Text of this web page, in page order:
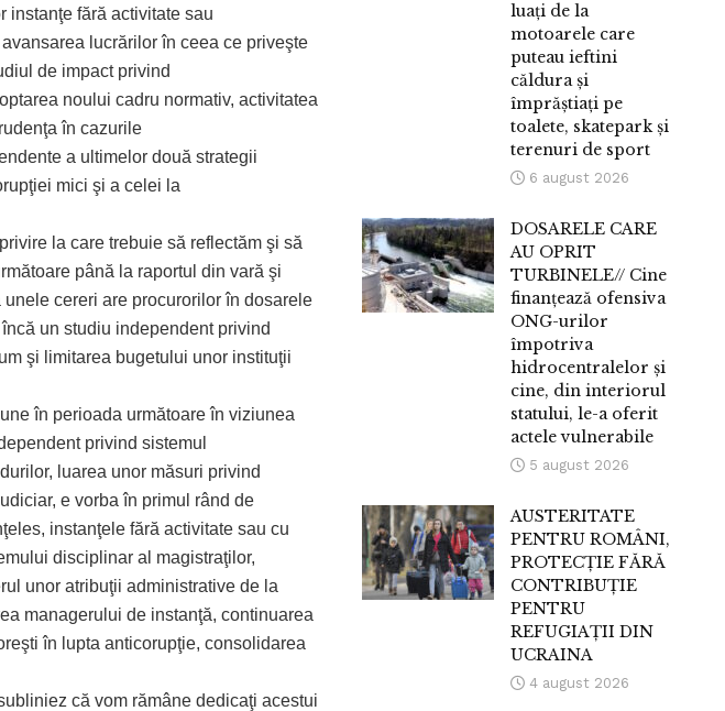
instanţe fără activitate sau
lucrărilor în ceea ce priveşte
de impact privind
noului cadru normativ, activitatea
în cazurile
a ultimelor două strategii
mici şi a celei la
la care trebuie să reflectăm şi să
până la raportul din vară şi
cereri are procurorilor în dosarele
un studiu independent privind
şi limitarea bugetului unor instituţii
în perioada următoare în viziunea
privind sistemul
luarea unor măsuri privind
e vorba în primul rând de
instanţele fără activitate sau cu
disciplinar al magistraţilor,
unor atribuţii administrative de la
managerului de instanţă, continuarea
în lupta anticorupţie, consolidarea
că vom rămâne dedicaţi acestui
luați de la
motoarele care
puteau ieftini
căldura și
împrăștiați pe
toalete, skatepark și
terenuri de sport
6 august 2026
DOSARELE CARE
AU OPRIT
TURBINELE// Cine
finanțează ofensiva
ONG-urilor
împotriva
hidrocentralelor și
cine, din interiorul
statului, le-a oferit
actele vulnerabile
5 august 2026
AUSTERITATE
PENTRU ROMÂNI,
PROTECȚIE FĂRĂ
CONTRIBUȚIE
PENTRU
REFUGIAȚII DIN
UCRAINA
4 august 2026